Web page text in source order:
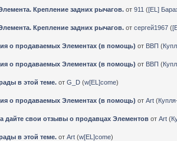
Крепление задних рычагов. от911 ([EL]
Крепление задних рычагов. отсергей1967 (
о продаваемых Элементах (в помощь) от ВВП (
о продаваемых Элементах (в помощь) от ВВП (
в этой теме. отG_D (w[EL]come)
о продаваемых Элементах (в помощь) отArt (
дайте свои отзывы о продавцах Элементов отArt (
в этой теме. отArt (w[EL]come)